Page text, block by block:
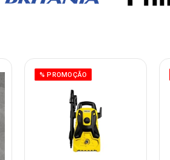
% PROMOÇÃO